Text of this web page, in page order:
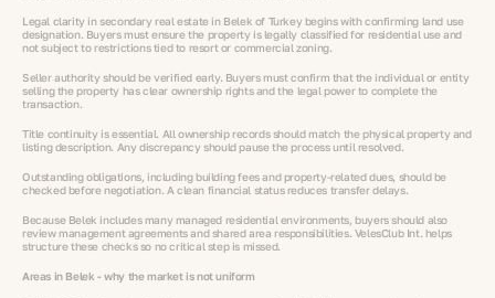
Legal clarity in secondary real estate in Belek of Turkey begins with confirming land use
designation. Buyers must ensure the property is legally classified for residential use and
not subject to restrictions tied to resort or commercial zoning.
Seller authority should be verified early. Buyers must confirm that the individual or entity
selling the property has clear ownership rights and the legal power to complete the
transaction.
Title continuity is essential. All ownership records should match the physical property and
listing description. Any discrepancy should pause the process until resolved.
Outstanding obligations, including building fees and property-related dues, should be
checked before negotiation. A clean financial status reduces transfer delays.
Because Belek includes many managed residential environments, buyers should also
review management agreements and shared area responsibilities. VelesClub Int. helps
structure these checks so no critical step is missed.
Areas in Belek - why the market is not uniform